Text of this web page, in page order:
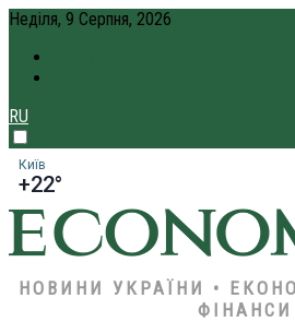
Неділя, 9 Серпня, 2026
RU
Київ
+22°
НОВИНИ УКРАЇНИ •
ФІНАНСИ